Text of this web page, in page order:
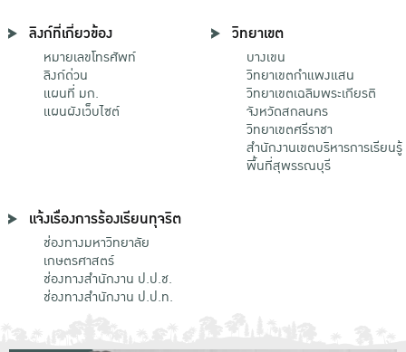
ลิงก์ที่เกี่ยวข้อง
หมายเลขโทรศัพท์
ลิงก์ด่วน
แผนที่ มก.
แผนผังเว็บไซต์
วิทยาเขต
บางเขน
วิทยาเขตกําแพงแสน
วิทยาเขตเฉลิมพระเกียรติ
จังหวัดสกลนคร
วิทยาเขตศรีราชา
สำนักงานเขตบริหารการเรียนรู้
พื้นที่สุพรรณบุรี
แจ้งเรื่องการร้องเรียนทุจริต
ช่องทางมหาวิทยาลัย
เกษตรศาสตร์
ช่องทางสำนักงาน ป.ป.ช.
ช่องทางสำนักงาน ป.ป.ท.